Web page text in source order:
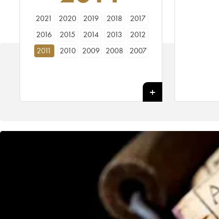
2021 2020 2019 2018
2017
2016
2015 2014 2013
2012
2011
2010 2009 2008
2007
1997
1996
1995 1994 1993
1992
1986
1985 1984 1983
1982
1978
1977
1973
1972
1969 1968
1967
1964
1962
1958
1957